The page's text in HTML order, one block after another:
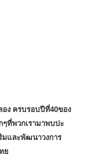
ง ครบรอบปีที่40ของ
ๆที่พวกเรามาพบปะ
มและพัฒนาวงการ
ย